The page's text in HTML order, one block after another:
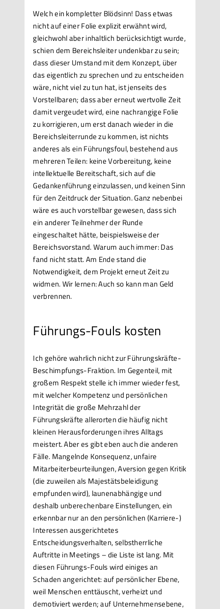
Welch ein kompletter Blödsinn! Dass etwas
nicht auf einer Folie explizit erwähnt wird,
gleichwohl aber inhaltlich berücksichtigt wurde,
schien dem Bereichsleiter undenkbar zu sein;
dass dieser Umstand mit dem Konzept, über
das eigentlich zu sprechen und zu entscheiden
wäre, nicht viel zu tun hat, ist jenseits des
Vorstellbaren; dass aber erneut wertvolle Zeit
damit vergeudet wird, eine nachrangige Folie
zu korrigieren, um erst danach wieder in die
Bereichsleiterrunde zu kommen, ist nichts
anderes als ein Führungsfoul, bestehend aus
mehreren Teilen: keine Vorbereitung, keine
intellektuelle Bereitschaft, sich auf die
Gedankenführung einzulassen, und keinen Sinn
für den Zeitdruck der Situation. Ganz nebenbei
wäre es auch vorstellbar gewesen, dass sich
ein anderer Teilnehmer der Runde
eingeschaltet hätte, beispielsweise der
Bereichsvorstand. Warum auch immer: Das
fand nicht statt. Am Ende stand die
Notwendigkeit, dem Projekt erneut Zeit zu
widmen. Wir lernen: Auch so kann man Geld
verbrennen.
Führungs-Fouls kosten
Ich gehöre wahrlich nicht zur Führungskräfte-
Beschimpfungs-Fraktion. Im Gegenteil, mit
großem Respekt stelle ich immer wieder fest,
mit welcher Kompetenz und persönlichen
Integrität die große Mehrzahl der
Führungskräfte allerorten die häufig nicht
kleinen Herausforderungen ihres Alltags
meistert. Aber es gibt eben auch die anderen
Fälle. Mangelnde Konsequenz, unfaire
Mitarbeiterbeurteilungen, Aversion gegen Kritik
(die zuweilen als Majestätsbeleidigung
empfunden wird), launenabhängige und
deshalb unberechenbare Einstellungen, ein
erkennbar nur an den persönlichen (Karriere-)
Interessen ausgerichtetes
Entscheidungsverhalten, selbstherrliche
Auftritte in Meetings – die Liste ist lang. Mit
diesen Führungs-Fouls wird einiges an
Schaden angerichtet: auf persönlicher Ebene,
weil Menschen enttäuscht, verheizt und
demotiviert werden; auf Unternehmensebene,